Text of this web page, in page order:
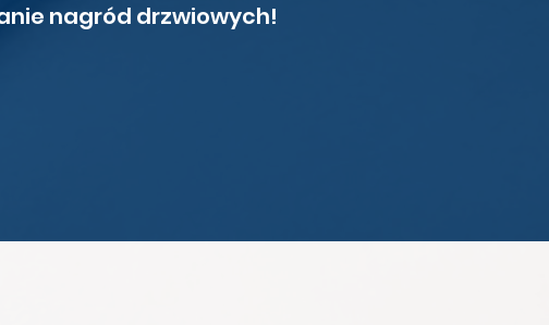
nagród drzwiowych!